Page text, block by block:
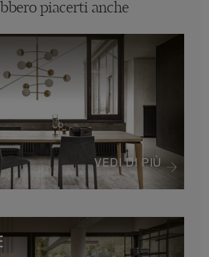
piacerti anche
VEDI DI PIÙ